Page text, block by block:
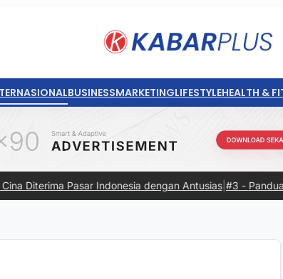
BUSINESSMARKETINGLIFESTYLEHEALTH &
Indonesia dengan Antusias|#3 - Panduan Belanja